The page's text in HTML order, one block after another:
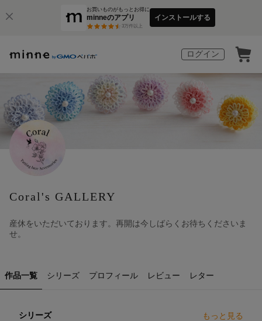
お買いものがもっとお得に
minneのアプリ
3万件以上
インストールする
ログイン
Coral's GALLERY
産休をいただいております。再開は今しばらくお待ちくださいま
せ。
作品一覧 シリーズ プロフィール レビュー レター
シリーズ もっと見る